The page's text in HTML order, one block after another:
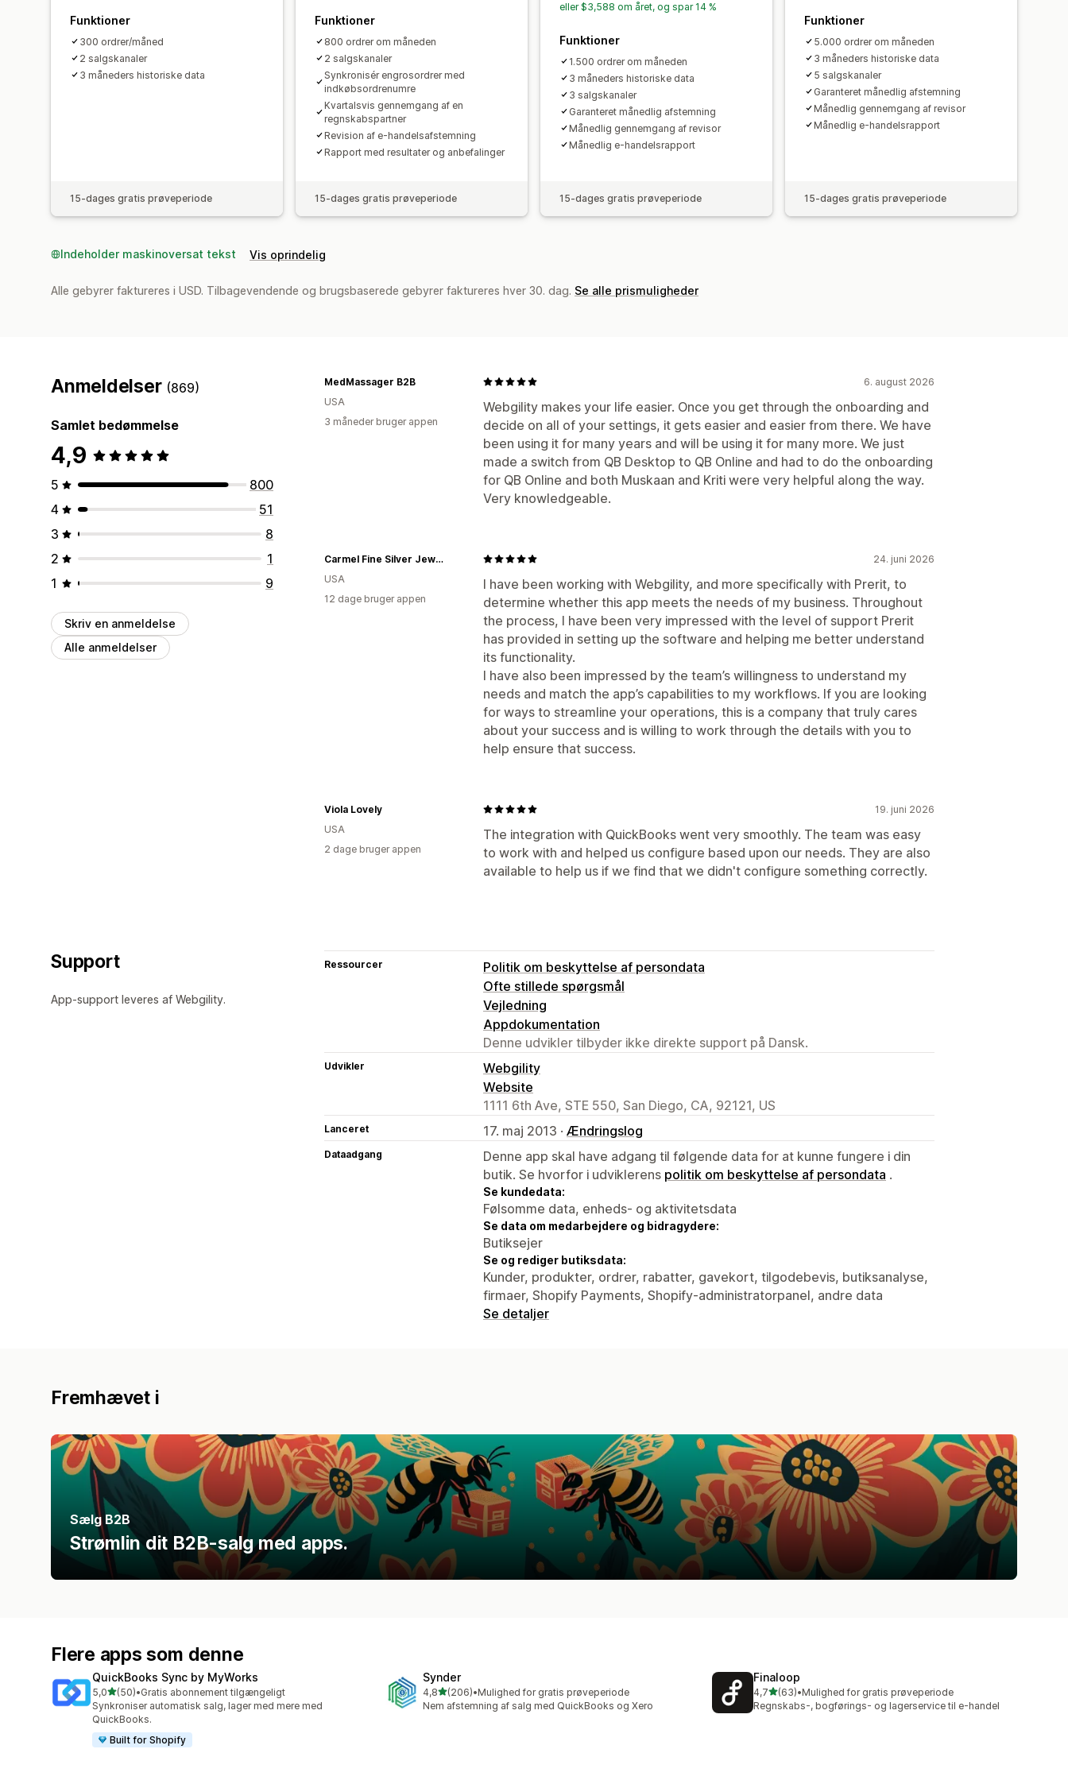
Funktioner
300 ordrer/måned
2 salgskanaler
3 måneders historiske data
15-dages gratis prøveperiode
Funktioner
800 ordrer om måneden
2 salgskanaler
Synkronisér engrosordrer med
indkøbsordrenumre
Kvartalsvis gennemgang af en
regnskabspartner
Revision af e-handelsafstemning
Rapport med resultater og anbefalinger
15-dages gratis prøveperiode
eller $3,588 om året, og spar 14 %
Funktioner
1.500 ordrer om måneden
3 måneders historiske data
3 salgskanaler
Garanteret månedlig afstemning
Månedlig gennemgang af revisor
Månedlig e-handelsrapport
15-dages gratis prøveperiode
Funktioner
5.000 ordrer om måneden
3 måneders historiske data
5 salgskanaler
Garanteret månedlig afstemning
Månedlig gennemgang af revisor
Månedlig e-handelsrapport
15-dages gratis prøveperiode
Indeholder maskinoversat tekst Vis oprindelig
Alle gebyrer faktureres i USD. Tilbagevendende og brugsbaserede gebyrer faktureres hver 30. dag. Se alle prismuligheder
Anmeldelser (869)
Samlet bedømmelse
4,9
5
800
4
51
3
8
2
1
1
9
Skriv en anmeldelse
Alle anmeldelser
6. august 2026
Webgility makes your life easier. Once you get through the onboarding and
decide on all of your settings, it gets easier and easier from there. We have
been using it for many years and will be using it for many more. We just
made a switch from QB Desktop to QB Online and had to do the onboarding
for QB Online and both Muskaan and Kriti were very helpful along the way.
Very knowledgeable.
MedMassager B2B
USA
3 måneder bruger appen
24. juni 2026
I have been working with Webgility, and more specifically with Prerit, to
determine whether this app meets the needs of my business. Throughout
the process, I have been very impressed with the level of support Prerit
has provided in setting up the software and helping me better understand
its functionality.
I have also been impressed by the team’s willingness to understand my
needs and match the app’s capabilities to my workflows. If you are looking
for ways to streamline your operations, this is a company that truly cares
about your success and is willing to work through the details with you to
help ensure that success.
Carmel Fine Silver Jewelry
USA
12 dage bruger appen
19. juni 2026
The integration with QuickBooks went very smoothly. The team was easy
to work with and helped us configure based upon our needs. They are also
available to help us if we find that we didn't configure something correctly.
Viola Lovely
USA
2 dage bruger appen
Support
App-support leveres af Webgility.
Ressourcer
Politik om beskyttelse af persondata
Ofte stillede spørgsmål
Vejledning
Appdokumentation
Denne udvikler tilbyder ikke direkte support på Dansk.
Udvikler
Webgility
Website
1111 6th Ave, STE 550, San Diego, CA, 92121, US
Lanceret 17. maj 2013 · Ændringslog
Dataadgang
Denne app skal have adgang til følgende data for at kunne fungere i din
butik. Se hvorfor i udviklerens politik om beskyttelse af persondata .
Se kundedata:
Følsomme data, enheds- og aktivitetsdata
Se data om medarbejdere og bidragydere:
Butiksejer
Se og rediger butiksdata:
Kunder, produkter, ordrer, rabatter, gavekort, tilgodebevis, butiksanalyse,
firmaer, Shopify Payments, Shopify-administratorpanel, andre data
Se detaljer
Fremhævet i
Sælg B2B
Strømlin dit B2B-salg med apps.
Flere apps som denne
QuickBooks Sync by MyWorks
5,0ud af 5 stjerner
(50)
50 anmeldelser i alt
•Gratis abonnement tilgængeligt
Synkroniser automatisk salg, lager med mere med
QuickBooks.
Built for Shopify
Synder
4,8ud af 5 stjerner
(206)
206 anmeldelser i alt
•Mulighed for gratis prøveperiode
Nem afstemning af salg med QuickBooks og Xero
Finaloop
4,7ud af 5 stjerner
(63)
63 anmeldelser i alt
•Mulighed for gratis prøveperiode
Regnskabs-, bogførings- og lagerservice til e-handel